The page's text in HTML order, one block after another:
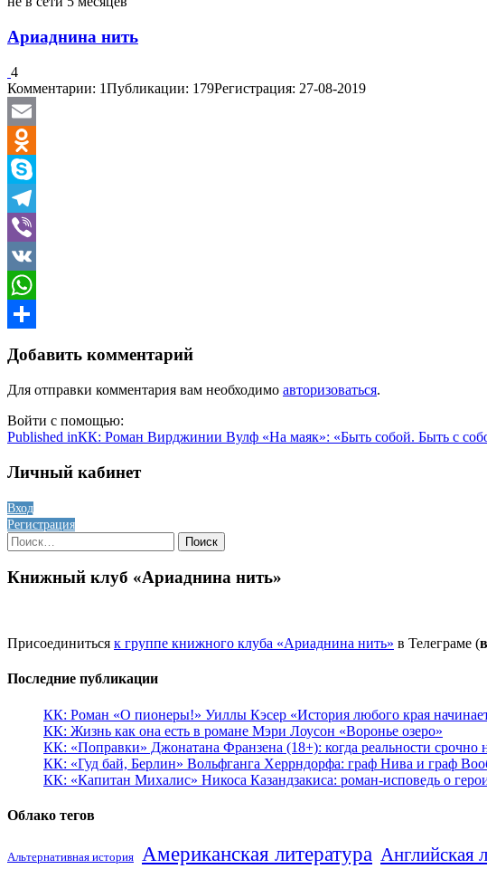
Ариаднина нить
4
Комментарии: 1Публикации: 179Регистрация: 27-08-2019
Email
Odnoklassniki
Skype
Telegram
Viber
VK
WhatsApp
Добавить комментарий
Для отправки комментария вам необходимо авторизоваться.
Войти с помощью:
Навигация
по
Published inКК: Роман Вирджинии Вулф «На маяк»: «Быть собой. Быть с
Личный кабинет
Вход
Регистрация
Найти:
Книжный клуб «Ариаднина нить»
Присоединиться к группе книжного клуба «Ариаднина нить» в Телеграме (
Последние публикации
КК: Роман «О пионеры!» Уиллы Кэсер «История любого края
КК: Жизнь как она есть в романе Мэри Лоусон «Воронье озеро»
КК: «Поправки» Джонатана Франзена (18+): когда реальности срочно
КК: «Гуд бай, Берлин» Вольфганга Херрндорфа: граф Нива и граф
КК: «Капитан Михалис» Никоса Казандзакиса: роман-исповедь о
Облако тегов
Альтернативная история Американская литература Английская